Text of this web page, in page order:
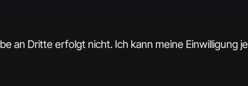
an Dritte erfolgt nicht. Ich kann meine Einwilligung